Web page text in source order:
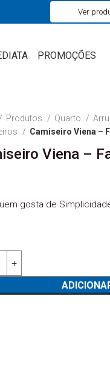
PROMOÇÕES
Produtos Quarto
Camiseiro Viena –
Viena –
gosta de
Ver